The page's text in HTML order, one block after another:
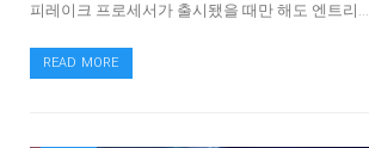
피레이크 프로세서가 출시됐을 때만 해도 엔트리…
READ MORE